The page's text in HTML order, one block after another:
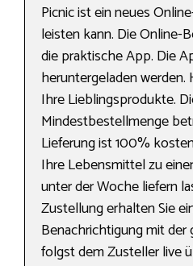
Picnic ist ein neues
leisten kann. Die Online-
die praktische App. Die
heruntergeladen werden.
Ihre Lieblingsprodukte.
Mindestbestellmenge
Lieferung ist 100%
Ihre Lebensmittel zu
unter der Woche liefern
Zustellung erhalten Sie
Benachrichtigung mit der
folgst dem Zusteller live